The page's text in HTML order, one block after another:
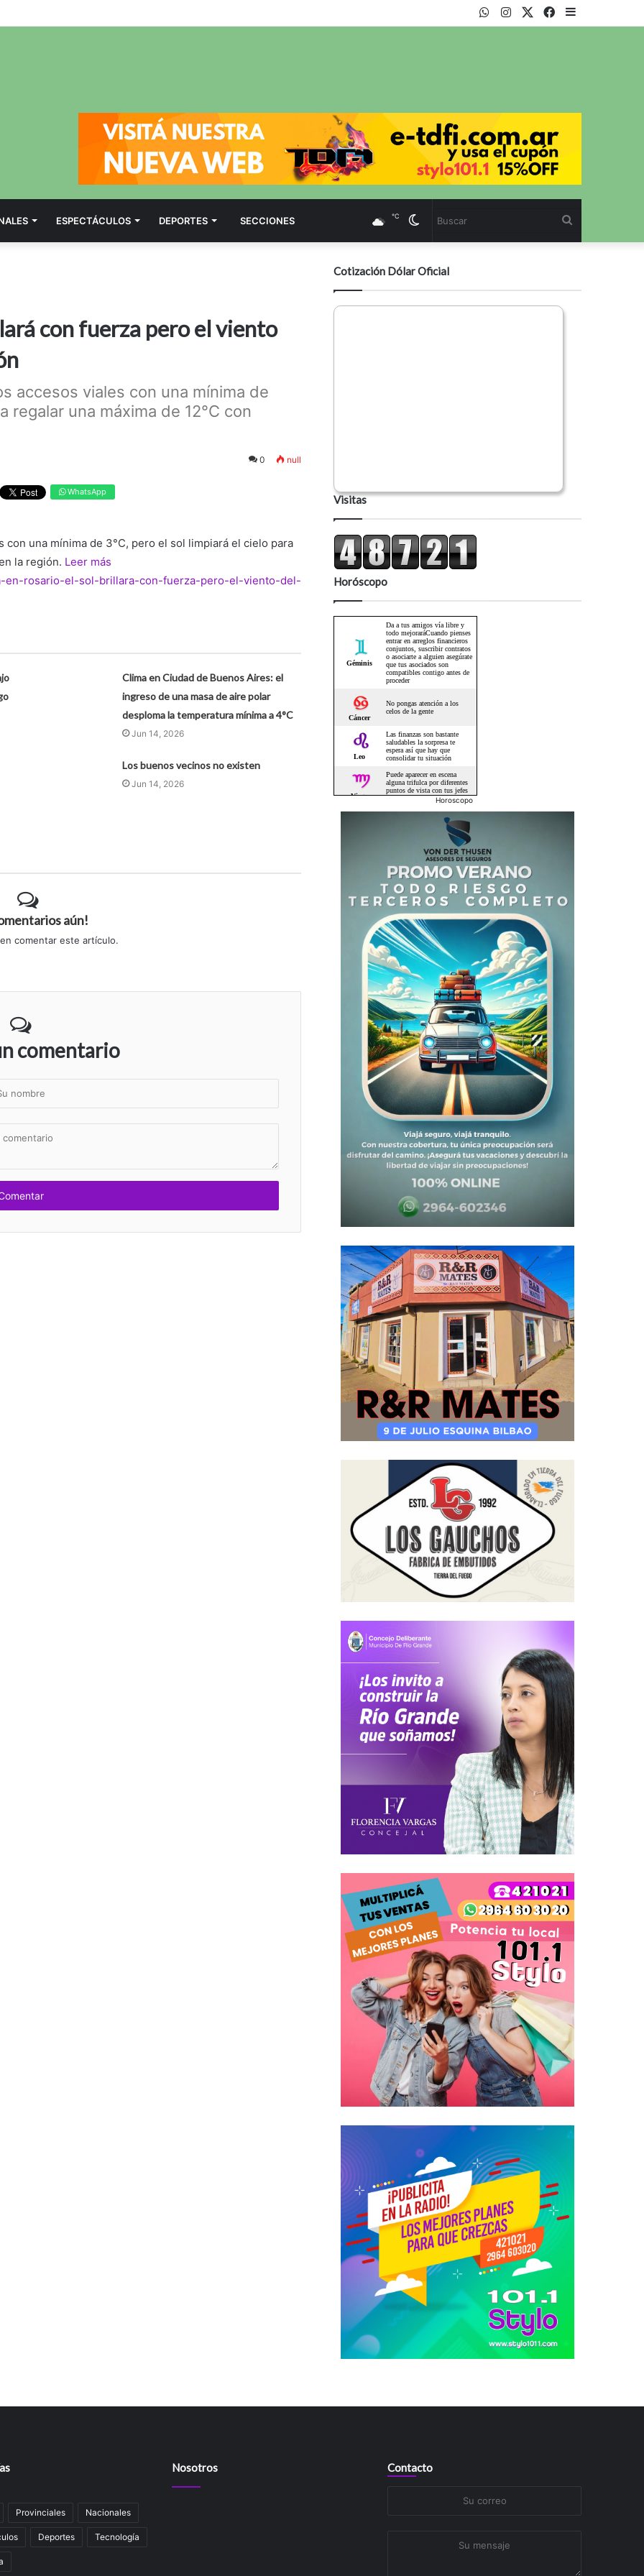
Facebook
Twitter
Instagram
WhatsApp
ESPECTÁCULOS DEPORTES SECCIONES Cambiar
modo
℃
con fuerza pero el viento
accesos viales con una mínima de
regalar una máxima de 12°C con
0 null
WhatsApp
una mínima de 3°C, pero el sol limpiará el cielo para
la región. Leer más
en-rosario-el-sol-brillara-con-fuerza-pero-el-viento-del-
Clima en Ciudad de Buenos Aires: el
ingreso de una masa de aire polar
desploma la temperatura mínima a 4°C
Jun 14, 2026
Los buenos vecinos no existen
Jun 14, 2026
aún!
comentar este artículo.
comentario
Cotización Dólar Oficial
Visitas
Horóscopo
Horoscopo
Provinciales Nacionales
Deportes Tecnología
Nosotros Contacto